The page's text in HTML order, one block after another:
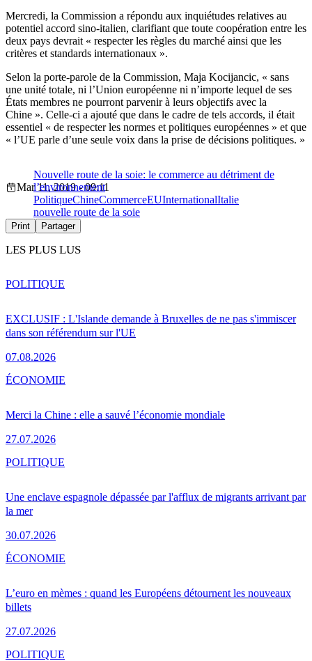
Mercredi, la Commission a répondu aux inquiétudes relatives au
potentiel accord sino-italien, clarifiant que toute coopération entre les
deux pays devrait « respecter les règles du marché ainsi que les
critères et standards internationaux ».
Selon la porte-parole de la Commission, Maja Kocijancic, « sans
une unité totale, ni l’Union européenne ni n’importe lequel de ses
États membres ne pourront parvenir à leurs objectifs avec la
Chine ». Celle-ci a ajouté que dans le cadre de tels accords, il était
essentiel « de respecter les normes et politiques européennes » et que
« l’UE parle d’une seule voix dans la prise de décisions politiques. »
Nouvelle route de la soie: le commerce au détriment de
l’environnement
Mar 11, 2019 - 09:11
PolitiqueChineCommerceEUInternationalItalie
nouvelle route de la soie
Print Partager
LES PLUS LUS
EXCLUSIF : L'Islande demande à Bruxelles de ne pas s'immiscer
dans son référendum sur l'UE
07.08.2026
POLITIQUE
Merci la Chine : elle a sauvé l’économie mondiale
27.07.2026
ÉCONOMIE
Une enclave espagnole dépassée par l'afflux de migrants arrivant par
la mer
30.07.2026
POLITIQUE
L’euro en mèmes : quand les Européens détournent les nouveaux
billets
27.07.2026
ÉCONOMIE
POLITIQUE